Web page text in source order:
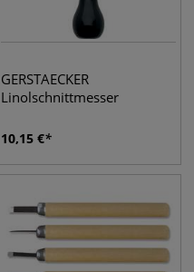
GERSTAECKER
Linolschnittmesser
10,15 €